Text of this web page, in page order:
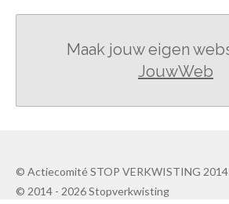
Maak jouw eigen
JouwWeb
© Actiecomité STOP VERKWISTING 2014
© 2014 - 2026 Stopverkwisting